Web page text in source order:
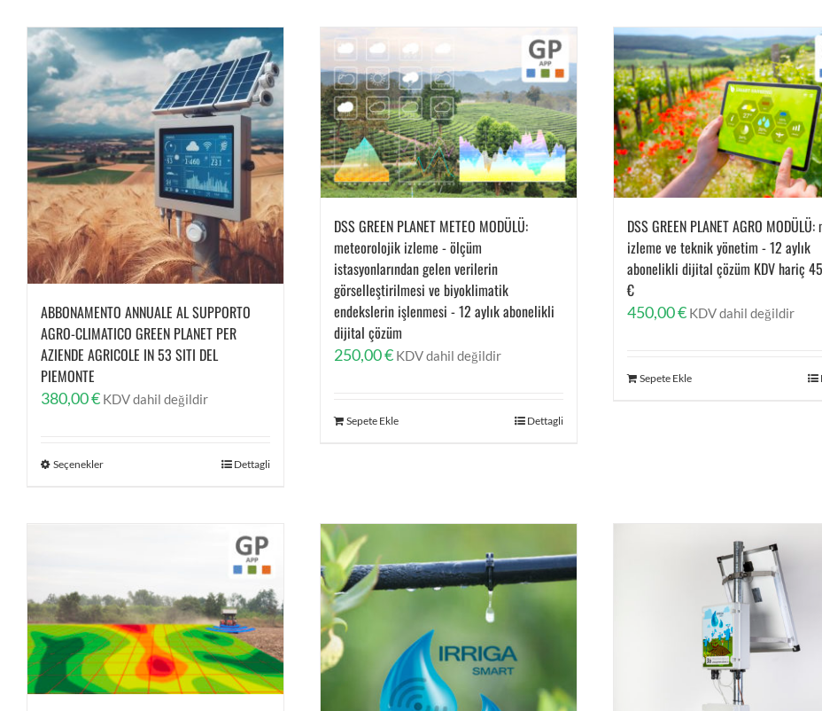
ABBONAMENTO ANNUALE AL SUPPORTO
AGRO-CLIMATICO GREEN PLANET PER
AZIENDE AGRICOLE IN 53 SITI DEL
PIEMONTE
380,00€ KDV dahil değildir
Seçenekler Dettagli
DSS GREEN PLANET METEO MODÜLÜ:
meteorolojik izleme - ölçüm
istasyonlarından gelen verilerin
görselleştirilmesi ve biyoklimatik
endekslerin işlenmesi - 12 aylık abonelikli
dijital çözüm
250,00€ KDV dahil değildir
Sepete Ekle Dettagli
DSS GREEN PLANET AGRO
izleme ve teknik yönetim - 12 aylık
abonelikli dijital çözüm KDV hariç
€
450,00€ KDV dahil değildir
Sepete Ekle